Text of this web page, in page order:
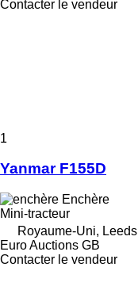
Contacter le vendeur
1
Yanmar F155D
Enchère
Mini-tracteur
Royaume-Uni, Leeds
Euro Auctions GB
Contacter le vendeur